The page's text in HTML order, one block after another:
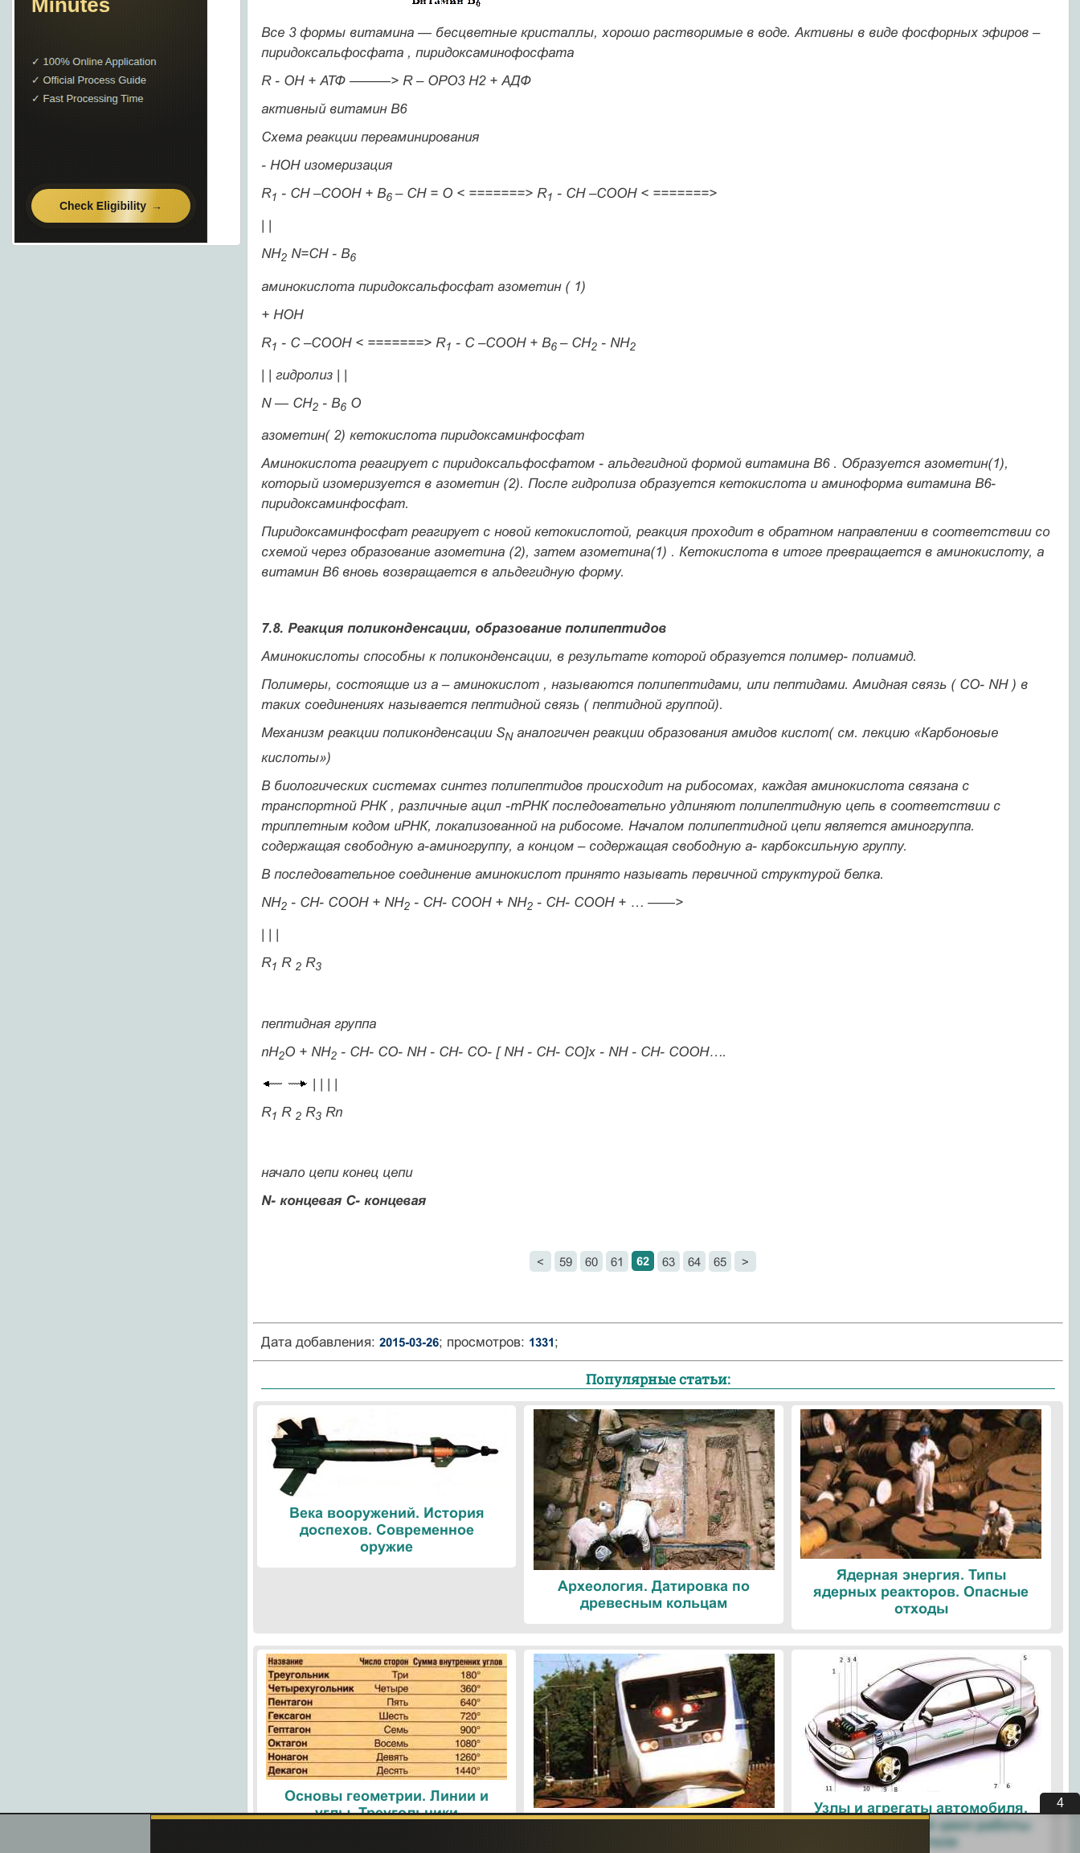
Все 3 формы витамина — бесцветные крис­таллы, хорошо растворимые в воде. Активны в виде фосфорных эфиров –
пиридоксальфосфата , пиридоксаминофосфата
R - OH + АТФ ———> R – OРО3 Н2 + АДФ
активный витамин В6
Схема реакции переаминирования
- НОН изомеризация
R1 - CH –COOH + В6 – СН = О < =======> R1 - CH –COOH < =======>
NH2N=СН - В6
аминокислота пиридоксальфосфат азометин ( 1)
+ НОН
R1 - C –COOH < =======> R1 - C –COOH + В6 – СН2- NH2
| | гидролиз| |
N — СН2- В6О
азометин( 2) кетокислота пиридоксаминфосфат
Аминокислота реагирует с пиридоксальфосфатом - альдегидной формой витамина В6 . Образуется азометин(1),
который изомеризуется в азометин (2). После гидролиза образуется кетокислота и аминоформа витамина В6-
пиридоксаминфосфат.
Пиридоксаминфосфат реагирует с новой кетокислотой, реакция проходит в обратном направлении в соответствии со
схемой через образование азометина (2), затем азометина(1) . Кетокислота в итоге превращается в аминокислоту, а
витамин В6 вновь возвращается в альдегидную форму.
7.8. Реакция поликонденсации, образование полипептидов
Аминокислоты способны к поликонденсации, в результате которой образуется полимер- полиамид.
Полимеры, состоящие из а – аминокислот , называются полипептидами, или пептидами. Амидная связь ( СО- NH ) в
таких соединениях называетсяпептидной связь ( пептидной группой).
Механизм реакции поликонденсации SNаналогичен реакции образования амидов кислот( см. лекцию «Карбоновые
кислоты»)
В биологических системах синтез полипептидов происходит на рибосомах, каждая аминокислота связана с
транспортной РНК , различные ацил -тРНК последовательно удлиняют полипептидную цепь в соответствии с
триплетным кодом иРНК, локализованной на рибосоме. Началом полипептидной цепи является аминогруппа.
содержащая свободную а-аминогруппу, а концом – содержащая свободную а- карбоксильную группу.
В последовательное соединение аминокислот принято называть первичной структурой белка.
NH2- СН- СООН + NH2- СН- СООН + NH2- СН- СООН + … ——>
R1 R 2R3
пептидная группа
nН2О + NH2- СН- СО- NH - СН- СО- [ NH - СН- СО]х - NH - СН- СООН….
| | | |
R1 R 2R3Rn
начало цепи конец цепи
N- концевая С- концевая
< 59 60 61 62 63 64 65 >
Дата добавления: 2015-03-26; просмотров: 1331;
Популярные статьи:
Века вооружений. История
доспехов. Современное
оружие
Археология. Датировка по
древесным кольцам
Ядерная энергия. Типы
ядерных реакторов. Опасные
отходы
Основы геометрии. Линии и
углы. Треугольники
Поезда. Современные
Узлы и агрегаты автомобиля.
Четырехтактный цикл работы
двигателя
3